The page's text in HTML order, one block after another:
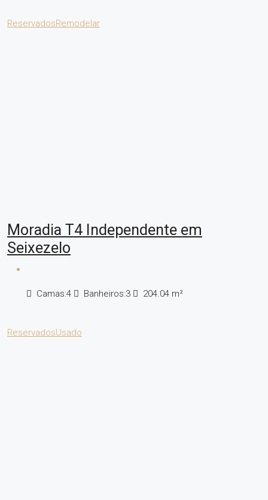
ReservadosRemodelar
Moradia T4 Independente em
Seixezelo
Camas:4 Banheiros:3 204.04 m²
ReservadosUsado